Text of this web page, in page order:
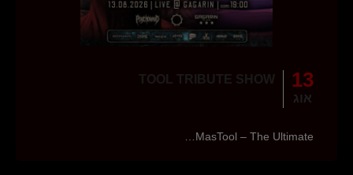
13
אוג
TOOL TRIBUTE SHOW
MasTool – The Ultimate…